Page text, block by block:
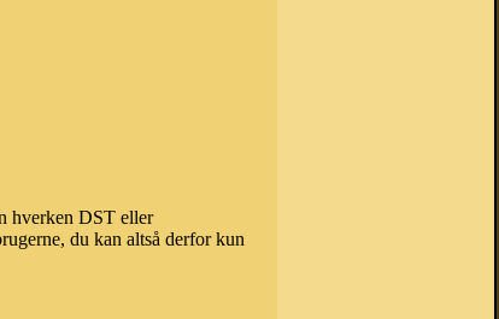
hverken DST eller
du kan altså derfor kun